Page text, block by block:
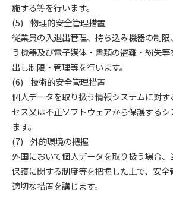
施する等を行います。
(5) 物理的安全管理措置
従業員の入退出管理、持ち込み機器の制
う機器及び電子媒体・書類の盗難・紛失
出し制限・管理等を行います。
(6) 技術的安全管理措置
個人データを取り扱う情報システムに対
セス又は不正ソフトウェアから保護する
ます。
(7) 外的環境の把握
外国において個人データを取り扱う場合
保護に関する制度等を把握した上で、安
適切な措置を講じます。